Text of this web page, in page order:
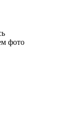
фото